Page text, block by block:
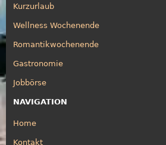
Kurzurlaub
Wellness Wochenende
Romantikwochenende
Gastronomie
Jobbörse
NAVIGATION
Home
Kontakt